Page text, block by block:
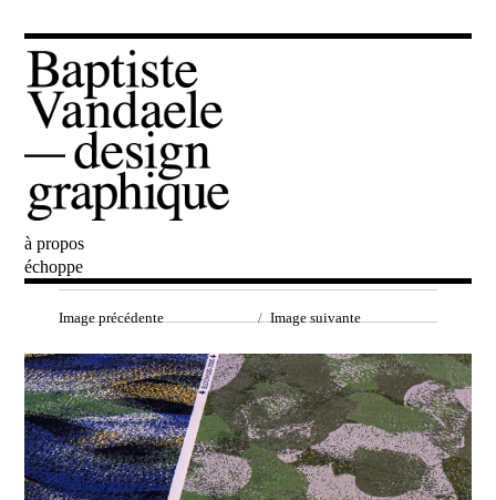
Baptiste Vandaele
à propos
échoppe
Image précédente Image suivante